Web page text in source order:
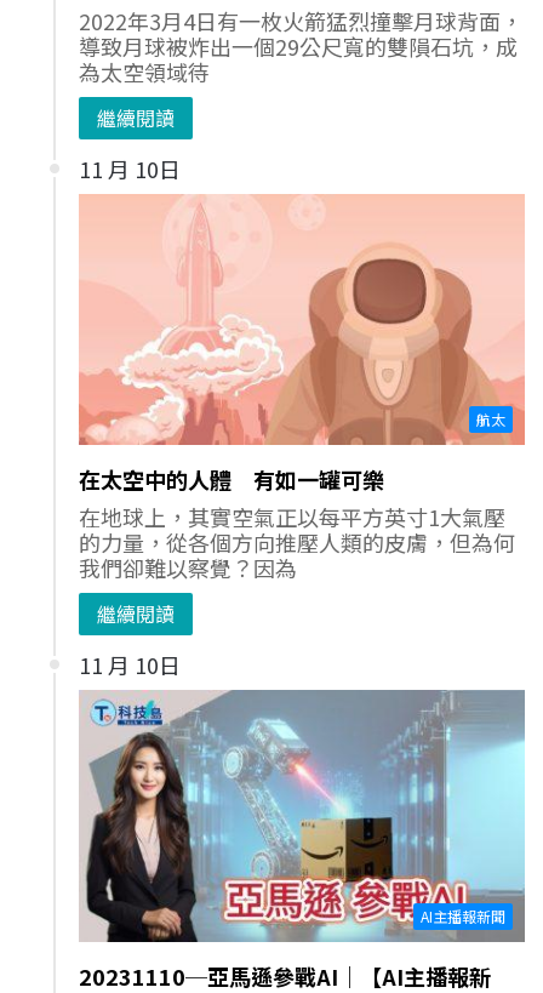
2022年3月4日有一枚火箭猛烈撞擊月球背面，
導致月球被炸出一個29公尺寬的雙隕石坑，成
為太空領域待
繼續閱讀
11 月 10日
航太
在太空中的人體 有如一罐可樂
在地球上，其實空氣正以每平方英寸1大氣壓
的力量，從各個方向推壓人類的皮膚，但為何
我們卻難以察覺？因為
繼續閱讀
11 月 10日
AI主播報新聞
20231110─亞馬遜參戰AI｜【AI主播報新